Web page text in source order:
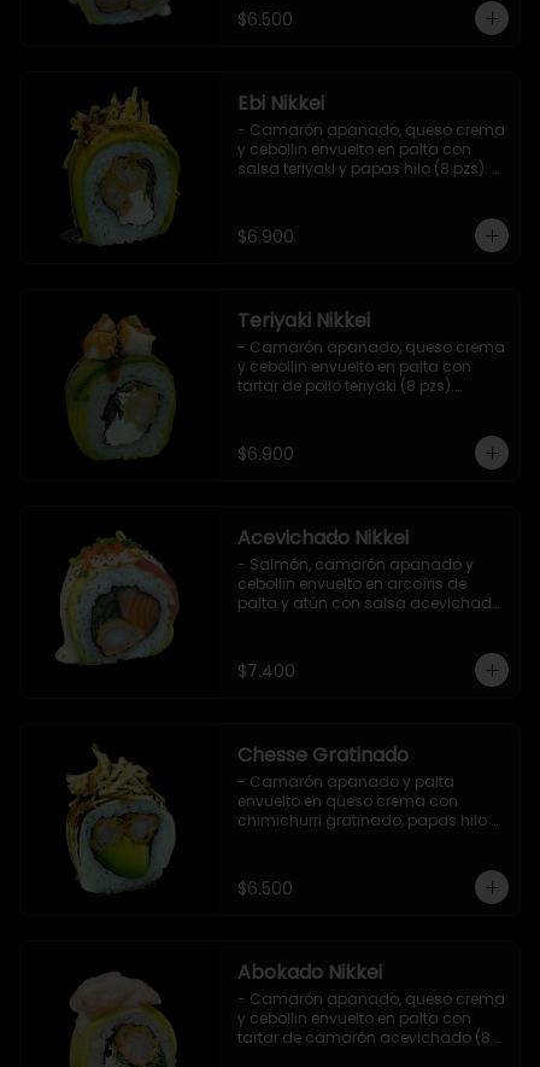
$6.500
Ebi Nikkei
- Camarón apanado, queso crema
y cebollin envuelto en palta con
salsa teriyaki y papas hilo (8 pzs).
$6.900
Teriyaki Nikkei
- Camarón apanado, queso crema
y cebollin envuelto en palta con
tartar de pollo teriyaki (8 pzs).
$6.900
Acevichado Nikkei
- Salmón, camarón apanado y
cebollin envuelto en arcoíris de
palta y atún con salsa acevichada,
$7.400
Chesse Gratinado
- Camarón apanado y palta
envuelto en queso crema con
chimichurri gratinado, papas hilo y
$6.500
Abokado Nikkei
- Camarón apanado, queso crema
y cebollin envuelto en palta con
tartar de camarón acevichado (8